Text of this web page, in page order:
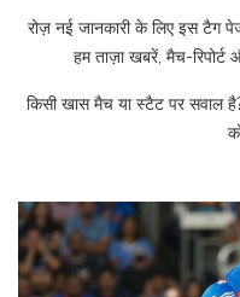
रोज़ नई जानकारी के लिए इस टैग
हम ताज़ा खबरें, मैच-रिपोर्ट
किसी खास मैच या स्टैट पर